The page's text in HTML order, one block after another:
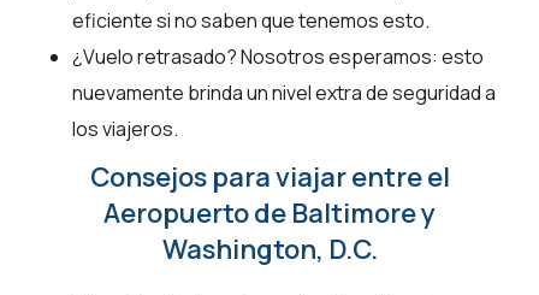
eficiente si no saben que tenemos esto.
¿Vuelo retrasado? Nosotros esperamos: esto
nuevamente brinda un nivel extra de seguridad a
los viajeros.
Consejos para viajar entre el
Aeropuerto de Baltimore y
Washington, D.C.